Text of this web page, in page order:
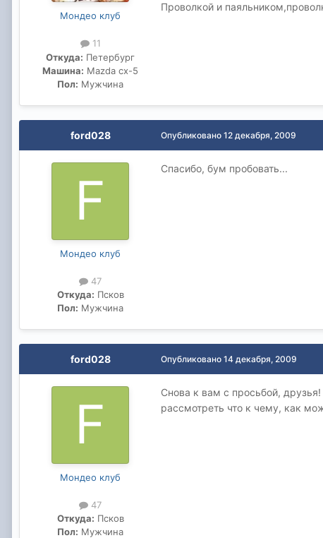
Мондео клуб
11
Откуда: Петербург
Машина: Mazda cx-5
Пол: Мужчина
Проволкой и
ford028
Мондео клуб
47
Откуда: Псков
Пол: Мужчина
Опубликовано 12 декабря, 2009
Спасибо, бум пробовать...
ford028
Мондео клуб
47
Откуда: Псков
Пол: Мужчина
Опубликовано 14 декабря, 2009
Снова к вам с просьбой,
рассмотреть что к чему, как